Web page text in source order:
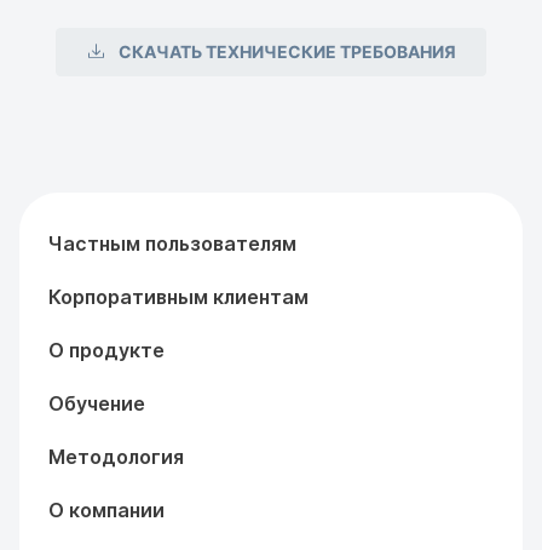
СКАЧАТЬ ТЕХНИЧЕСКИЕ ТРЕБОВАНИЯ
Частным пользователям
Корпоративным клиентам
О продукте
Обучение
Методология
О компании